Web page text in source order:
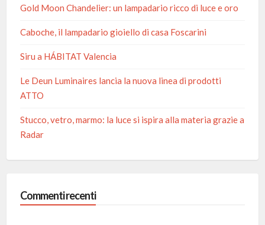
Gold Moon Chandelier: un lampadario ricco di luce e oro
Caboche, il lampadario gioiello di casa Foscarini
Siru a HÁBITAT Valencia
Le Deun Luminaires lancia la nuova linea di prodotti
ATTO
Stucco, vetro, marmo: la luce si ispira alla materia grazie a
Radar
Commenti recenti